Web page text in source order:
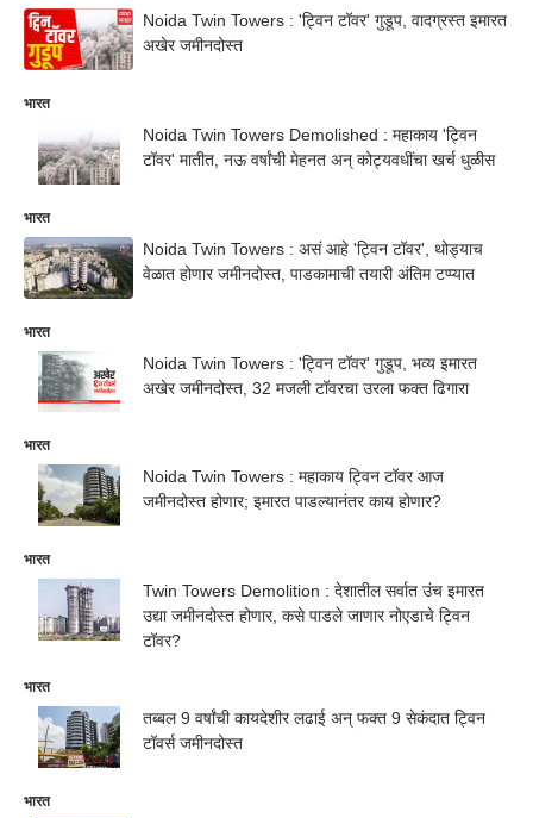
Noida Twin Towers : 'ट्विन टॉवर' गुडूप, वादग्रस्त इमारत
अखेर जमीनदोस्त
भारत
Noida Twin Towers Demolished : महाकाय 'ट्विन
टॉवर' मातीत, नऊ वर्षांची मेहनत अन् कोट्यवधींचा खर्च धुळीस
भारत
Noida Twin Towers : असं आहे 'ट्विन टॉवर', थोड्याच
वेळात होणार जमीनदोस्त, पाडकामाची तयारी अंतिम टप्प्यात
भारत
Noida Twin Towers : 'ट्विन टॉवर' गुडूप, भव्य इमारत
अखेर जमीनदोस्त, 32 मजली टॉवरचा उरला फक्त ढिगारा
भारत
Noida Twin Towers : महाकाय ट्विन टॉवर आज
जमीनदोस्त होणार; इमारत पाडल्यानंतर काय होणार?
भारत
Twin Towers Demolition : देशातील सर्वात उंच इमारत
उद्या जमीनदोस्त होणार, कसे पाडले जाणार नोएडाचे ट्विन
टॉवर?
भारत
तब्बल 9 वर्षांची कायदेशीर लढाई अन् फक्त 9 सेकंदात ट्विन
टॉवर्स जमीनदोस्त
भारत